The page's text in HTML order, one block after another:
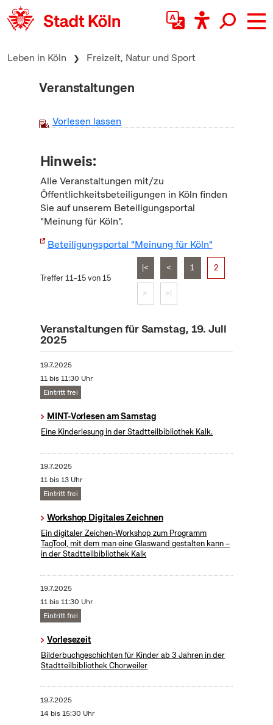
zum Inhalt springen
Leben in Köln Freizeit, Natur und Sport
Veranstaltungen
Vorlesen lassen
Hinweis:
Alle Veranstaltungen mit/zu
Öffentlichkeitsbeteiligungen in Köln finden
Sie auf unserem Beteiligungsportal
"Meinung für Köln".
Beteiligungsportal "Meinung für Köln"
Treffer 11–15 von 15
|< < 1 2
> >|
Veranstaltungen für Samstag, 19. Juli
2025
19.7.2025
11 bis 11:30 Uhr
Eintritt frei
MINT-Vorlesen am Samstag
Eine Kinderlesung in der Stadtteilbibliothek Kalk.
19.7.2025
11 bis 13 Uhr
Eintritt frei
Workshop Digitales Zeichnen
Ein digitaler Zeichen-Workshop zum Programm
TagTool, mit dem man eine Glaswand gestalten kann –
in der Stadtteilbibliothek Kalk
19.7.2025
11 bis 11:30 Uhr
Eintritt frei
Vorlesezeit
Bilderbuchgeschichten für Kinder ab 3 Jahren in der
Stadtteilbibliothek Chorweiler
19.7.2025
14 bis 15:30 Uhr